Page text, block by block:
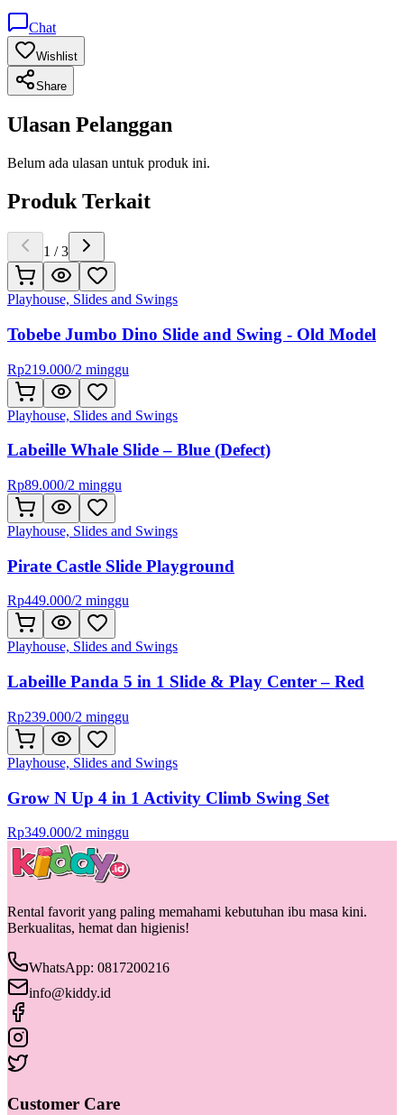
Chat
Wishlist
Share
Ulasan Pelanggan
Belum ada ulasan untuk produk ini.
Produk Terkait
1 /3
Playhouse, Slides and Swings
Tobebe Jumbo Dino Slide and Swing - Old Model
Rp219.000/2 minggu
Playhouse, Slides and Swings
Labeille Whale Slide – Blue (Defect)
Rp89.000/2 minggu
Playhouse, Slides and Swings
Pirate Castle Slide Playground
Rp449.000/2 minggu
Playhouse, Slides and Swings
Labeille Panda 5 in 1 Slide & Play Center – Red
Rp239.000/2 minggu
Playhouse, Slides and Swings
Grow N Up 4 in 1 Activity Climb Swing Set
Rp349.000/2 minggu
Rental favorit yang paling memahami kebutuhan ibu masa kini.
Berkualitas, hemat dan higienis!
WhatsApp: 0817200216
info@kiddy.id
Customer Care